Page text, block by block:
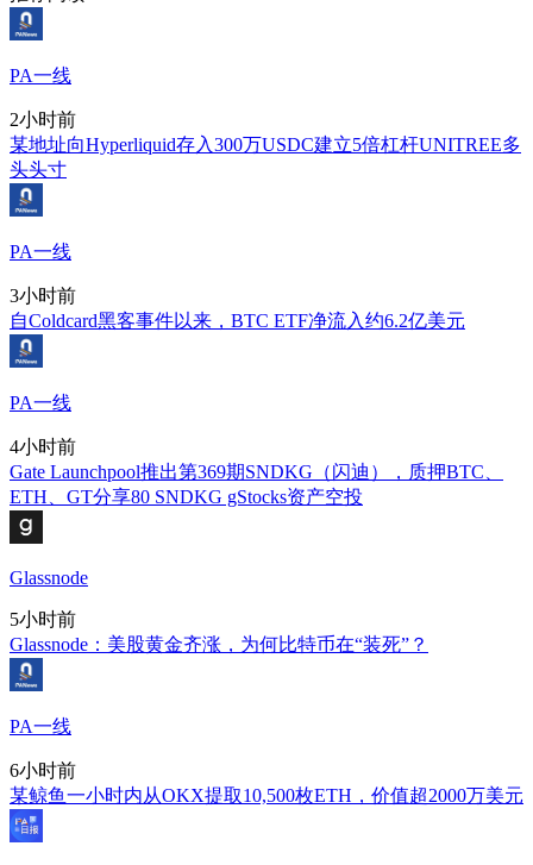
PA一线
2小时前
某地址向Hyperliquid存入300万USDC建立5倍杠杆UNITREE多
头头寸
PA一线
3小时前
自Coldcard黑客事件以来，BTC ETF净流入约6.2亿美元
PA一线
4小时前
Gate Launchpool推出第369期SNDKG（闪迪），质押BTC、
ETH、GT分享80 SNDKG gStocks资产空投
Glassnode
5小时前
Glassnode：美股黄金齐涨，为何比特币在“装死”？
PA一线
6小时前
某鲸鱼一小时内从OKX提取10,500枚ETH，价值超2000万美元